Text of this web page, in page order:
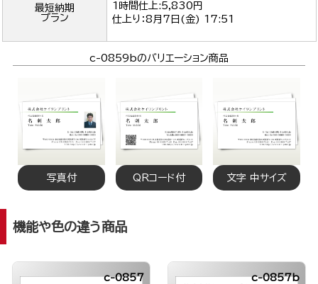
最短納期
プラン
1時間仕上:5,830円
仕上り：8月7日(金) 17:51
c-0859bのバリエーション商品
写真付 QRコード付 文字 中サイズ
機能や色の違う商品
c-0857 c-0857b